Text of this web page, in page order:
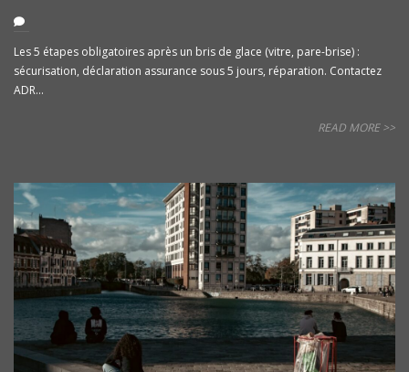
Les 5 étapes obligatoires après un bris de glace (vitre, pare-brise) :
sécurisation, déclaration assurance sous 5 jours, réparation. Contactez
ADR...
READ MORE >>